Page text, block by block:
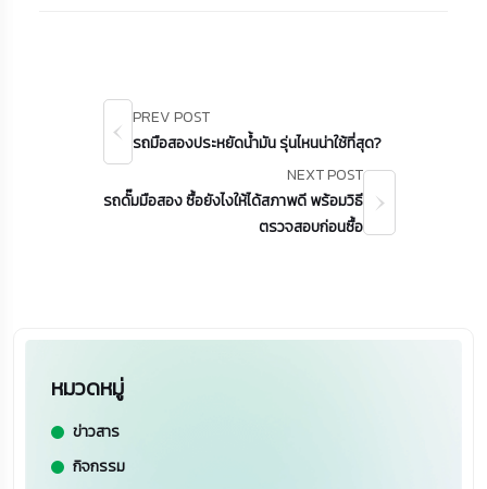
PREV POST
รถมือสองประหยัดน้ำมัน รุ่นไหนน่าใช้ที่สุด?
NEXT POST
รถดั๊มมือสอง ซื้อยังไงให้ได้สภาพดี พร้อมวิธี
ตรวจสอบก่อนซื้อ
หมวดหมู่
ข่าวสาร
กิจกรรม